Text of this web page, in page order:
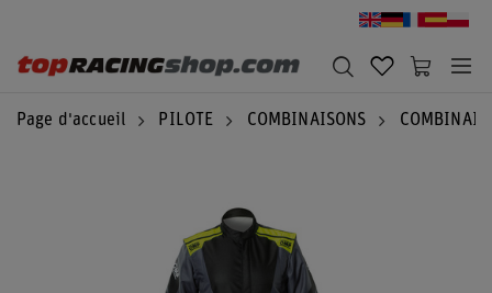
Page d'accueil PILOTE COMBINAISONS